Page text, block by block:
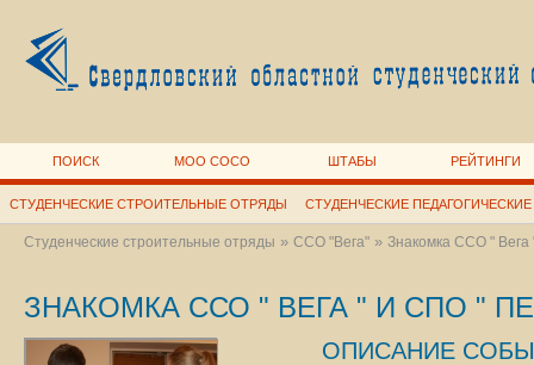
ПОИСК МОО СОСО ШТАБЫ РЕЙТИНГИ
СТУДЕНЧЕСКИЕ СТРОИТЕЛЬНЫЕ ОТРЯДЫ СТУДЕНЧЕСКИЕ
Студенческие строительные отряды » ССО "Вега"» Знакомка ССО "
ЗНАКОМКА ССО " ВЕГА " И СПО "
ОПИСАНИЕ